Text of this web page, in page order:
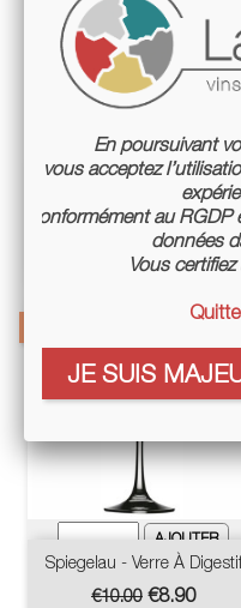
Coffret 2 Rouges
Price
€30.00
Spiegelau - Verre À Digestif
Regular
€10.00 Price
€8.90
En poursuivant
vous acceptez
Conformément au RGDP
données
Vous
JE SUIS